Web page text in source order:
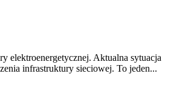
elektroenergetycznej. Aktualna sytuacja
infrastruktury sieciowej. To jeden...